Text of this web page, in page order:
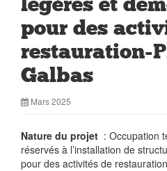
pour des
restauration-
Galbas
Mars 2025
Nature du projet : Occupation
réservés à l’installation de
pour des activités de